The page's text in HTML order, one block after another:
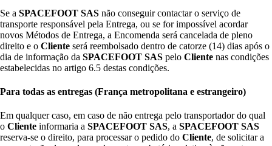
Se a SPACEFOOT SAS não conseguir contactar o serviço de
transporte responsável pela Entrega, ou se for impossível acordar
novos Métodos de Entrega, a Encomenda será cancelada de pleno
direito e o Cliente será reembolsado dentro de catorze (14) dias após o
dia de informação da SPACEFOOT SAS pelo Cliente nas condições
estabelecidas no artigo 6.5 destas condições.
Para todas as entregas (França metropolitana e estrangeiro)
Em qualquer caso, em caso de não entrega pelo transportador do qual
o Cliente informaria a SPACEFOOT SAS, a SPACEFOOT SAS
reserva-se o direito, para processar o pedido do Cliente, de solicitar a